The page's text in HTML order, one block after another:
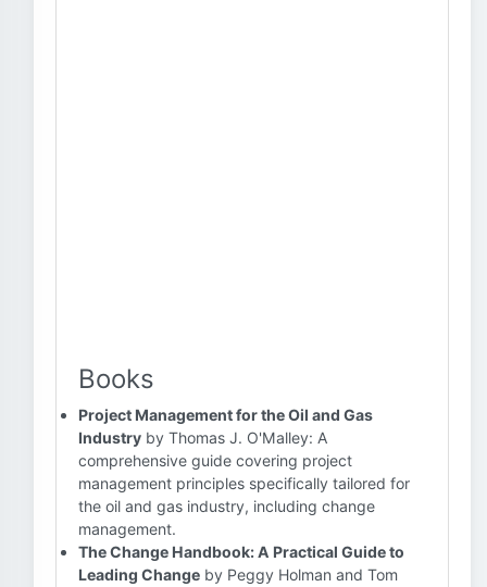
Books
Project Management for the Oil and Gas
Industry by Thomas J. O'Malley: A
comprehensive guide covering project
management principles specifically tailored for
the oil and gas industry, including change
management.
The Change Handbook: A Practical Guide to
Leading Change by Peggy Holman and Tom